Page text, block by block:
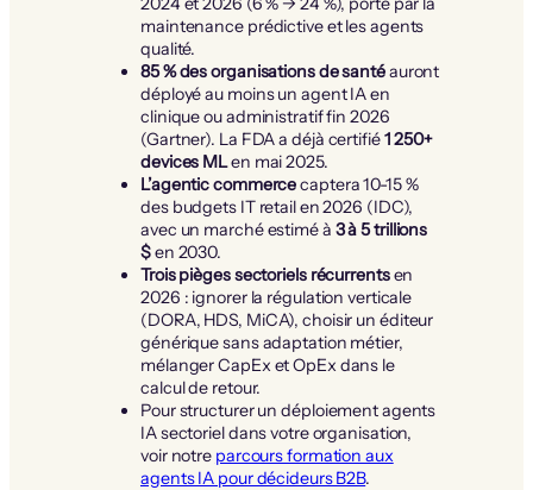
maintenance prédictive et les agents
qualité.
85 % des organisations de santéauront
déployé au moins un agent IA en
clinique ou administratif fin 2026
(Gartner). La FDA a déjà certifié1 250+
devices MLen mai 2025.
L’agentic commercecaptera 10-15 %
des budgets IT retail en 2026 (IDC),
avec un marché estimé à 3 à 5 trillions
$en 2030.
Trois pièges sectoriels récurrentsen
2026 : ignorer la régulation verticale
(DORA, HDS, MiCA), choisir un éditeur
générique sans adaptation métier,
mélanger CapEx et OpEx dans le
calcul de retour.
Pour structurer un déploiement agents
IA sectoriel dans votre organisation,
voir notre parcours formation aux
agents IA pour décideurs B2B.